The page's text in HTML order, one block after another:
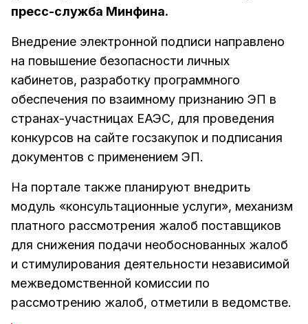
пресс-служба Минфина.
Внедрение электронной подписи направлено
на повышение безопасности личных
кабинетов, разработку программного
обеспечения по взаимному признанию ЭП в
странах-участницах ЕАЭС, для проведения
конкурсов на сайте госзакупок и подписания
документов с применением ЭП.
На портале также планируют внедрить
модуль «консультационные услуги», механизм
платного рассмотрения жалоб поставщиков
для снижения подачи необоснованных жалоб
и стимулирования деятельности независимой
межведомственной комиссии по
рассмотрению жалоб, отметили в ведомстве.